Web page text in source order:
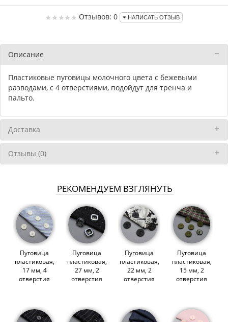
Отзывов: 0 НАПИСАТЬ ОТЗЫВ
Описание
Пластиковые пуговицы молочного цвета с бежевыми
разводами, с 4 отверстиями, подойдут для тренча и
пальто.
Доставка
Отзывы (0)
РЕКОМЕНДУЕМ ВЗГЛЯНУТЬ
Пуговица
пластиковая,
17 мм, 4
отверстия
Пуговица
пластиковая,
27 мм, 2
отверстия
Пуговица
пластиковая,
22 мм, 2
отверстия
Пуговица
пластиковая,
15 мм, 2
отверстия